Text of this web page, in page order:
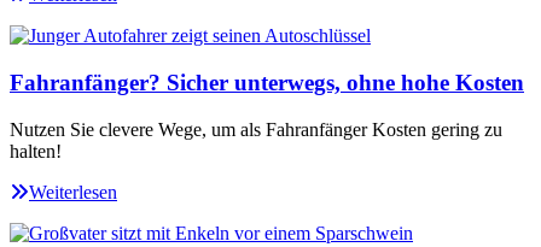
Fahranfänger? Sicher unterwegs, ohne hohe Kosten
Nutzen Sie clevere Wege, um als Fahranfänger Kosten gering zu
halten!
Weiterlesen